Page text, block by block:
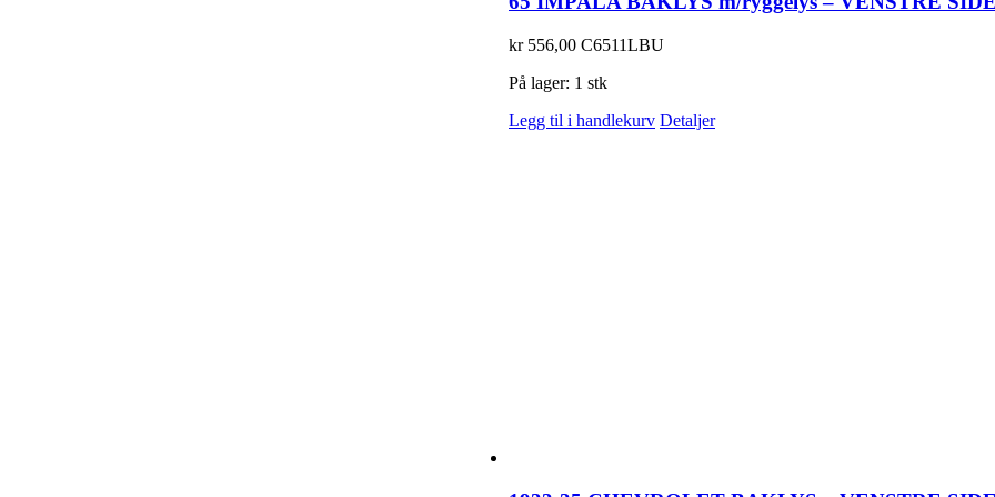
kr556,00 C6511LBU
På lager: 1 stk
Legg til i handlekurv Detaljer